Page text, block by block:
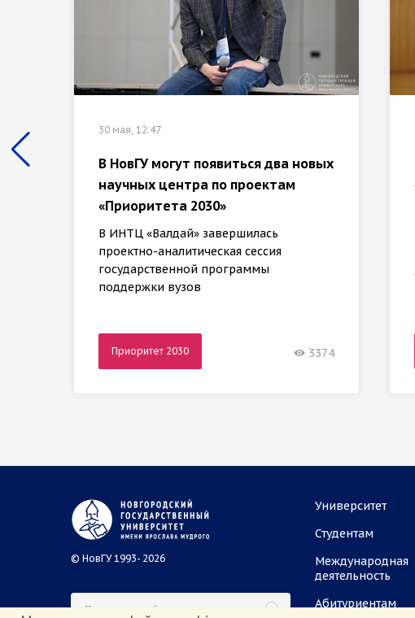
30 мая, 12:47
В НовГУ могут появиться два новых
научных центра по проектам
«Приоритета 2030»
В ИНТЦ «Валдай» завершилась
проектно-аналитическая сессия
государственной программы
поддержки вузов
Приоритет 2030 3374
© НовГУ 1993- 2026
Университет
Студентам
Международная
деятельность
Абитуриентам